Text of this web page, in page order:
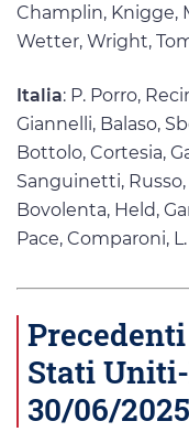
Champlin, Knigge,
Wetter, Wright,
Italia: P. Porro,
Giannelli, Balaso,
Bottolo, Cortesia,
Sanguinetti,
Bovolenta, Held,
Pace, Comparoni,
Stati
30/06/2025